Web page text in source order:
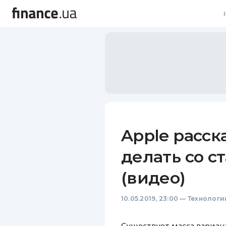
Apple
делать со
(видео)
10.05.2019, 23:00 —